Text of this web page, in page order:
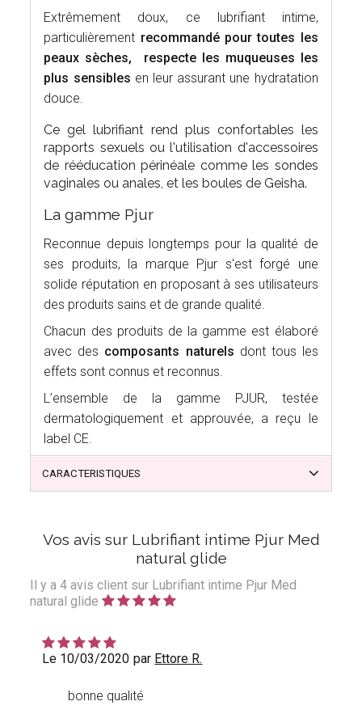
Extrêmement doux, ce lubrifiant intime,
particulièrement recommandé pour toutes les
peaux sèches, respecte les muqueuses les
plus sensibles en leur assurant une hydratation
douce.
Ce gel lubrifiant rend plus confortables les
rapports sexuels ou l'utilisation d'accessoires
de rééducation périnéale comme les sondes
vaginales ou anales, et les boules de Geisha.
La gamme Pjur
Reconnue depuis longtemps pour la qualité de
ses produits, la marque Pjur s'est forgé une
solide réputation en proposant à ses utilisateurs
des produits sains et de grande qualité.
Chacun des produits de la gamme est élaboré
avec des composants naturels dont tous les
effets sont connus et reconnus.
L’ensemble de la gamme PJUR, testée
dermatologiquement et approuvée, a reçu le
label CE.
CARACTERISTIQUES
Vos avis sur Lubrifiant intime Pjur Med
natural glide
Il y a4 avis client sur Lubrifiant intime Pjur Med
natural glide
Le 10/03/2020 par Ettore R.
bonne qualité